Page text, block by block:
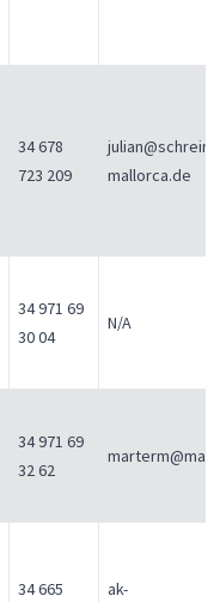
34 678
723 209
mallorca.de
34 971 69
30 04
N/A
34 971 69
32 62
34 665
ak-